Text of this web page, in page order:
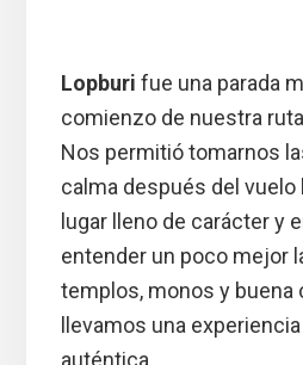
Lopburi fue una parada
comienzo de nuestra
Nos permitió tomarnos
calma después del vuelo
lugar lleno de carácter y
entender un poco mejor
templos, monos y buena
llevamos una